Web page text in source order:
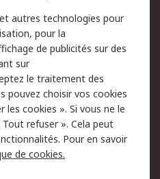
Support technique
Sécurité des e-mails
Conditions générales
de vente
autres technologies pour
pour la
de publicités sur des
sur
le traitement des
pouvez choisir vos cookies
les cookies ». Si vous ne le
refuser ». Cela peut
Pour en savoir
de cookies.